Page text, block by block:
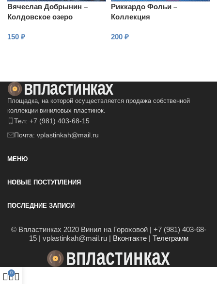
Вячеслав Добрынин –
Колдовское озеро
150 ₽
Риккардо Фольи –
Коллекция
200 ₽
Площадка, на которой осуществляется продажа собственной
коллекции виниловых пластинок.
Тел: +7 (981) 403-68-15
Почта: vplastinkah@mail.ru
МЕНЮ
НОВЫЕ ПОСТУПЛЕНИЯ
ПОСЛЕДНИЕ ЗАПИСИ
© Впластинках 2020 Винил на Гороховой | +7 (981) 403-68-
15 | vplastinkah@mail.ru | Вконтакте| Телеграмм
0